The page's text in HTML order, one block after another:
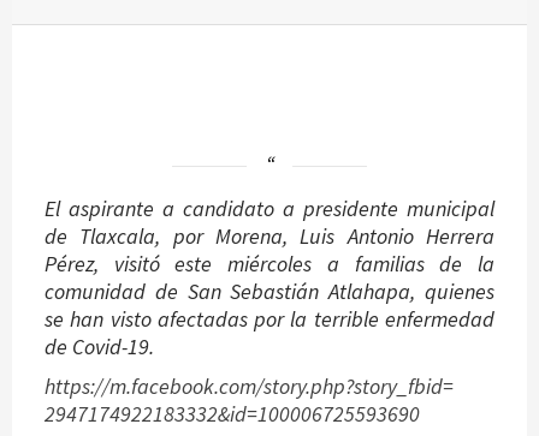
El aspirante a candidato a presidente municipal
de Tlaxcala, por Morena, Luis Antonio Herrera
Pérez, visitó este miércoles a familias de la
comunidad de San Sebastián Atlahapa, quienes
se han visto afectadas por la terrible enfermedad
de Covid-19.
https://m.facebook.com/story.php?story_fbid=
2947174922183332&id=100006725593690